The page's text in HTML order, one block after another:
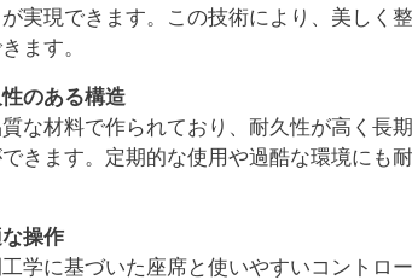
が実現できます。この技術により、美しく
ます。
のある構造
な材料で作られており、耐久性が高く長
できます。定期的な使用や過酷な環境にも
操作
工学に基づいた座席と使いやすいコントロー